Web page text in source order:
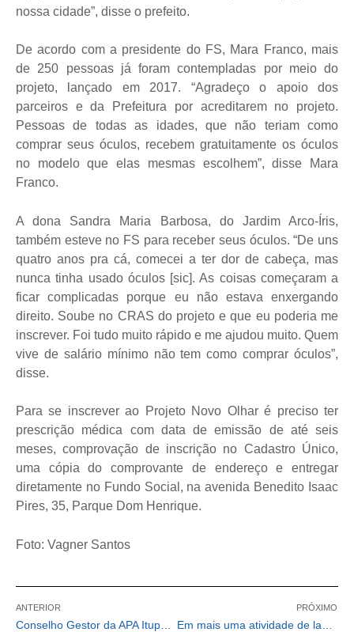
nossa cidade”, disse o prefeito.
De acordo com a presidente do FS, Mara Franco, mais
de 250 pessoas já foram contempladas por meio do
projeto, lançado em 2017. “Agradeço o apoio dos
parceiros e da Prefeitura por acreditarem no projeto.
Pessoas de todas as idades, que não teriam como
comprar seus óculos, recebem gratuitamente os óculos
no modelo que elas mesmas escolhem”, disse Mara
Franco.
A dona Sandra Maria Barbosa, do Jardim Arco-Íris,
também esteve no FS para receber seus óculos. “De uns
quatro anos pra cá, comecei a ter dor de cabeça, mas
nunca tinha usado óculos [sic]. As coisas começaram a
ficar complicadas porque eu não estava enxergando
direito. Soube no CRAS do projeto e que eu poderia me
inscrever. Foi tudo muito rápido e me ajudou muito. Quem
vive de salário mínimo não tem como comprar óculos”,
disse.
Para se inscrever ao Projeto Novo Olhar é preciso ter
prescrição médica com data de emissão de até seis
meses, comprovação de inscrição no Cadastro Único,
uma cópia do comprovante de endereço e entregar
diretamente no Fundo Social, na avenida Benedito Isaac
Pires, 35, Parque Dom Henrique.
Foto: Vagner Santos
ANTERIOR PRÓXIMO